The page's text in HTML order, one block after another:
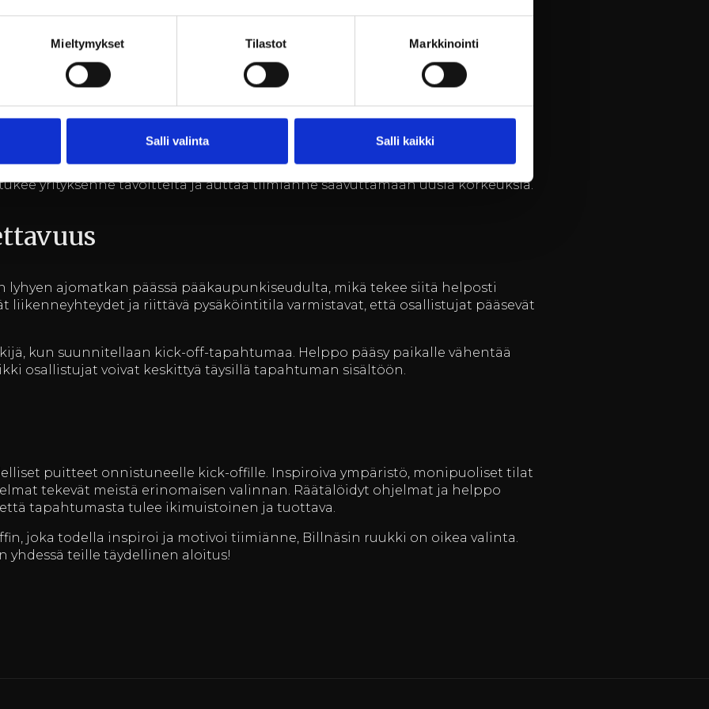
Mieltymykset Tilastot Markkinointi
Salli valinta Salli kaikki
siksi tarjoamme räätälöityjä ohjelmia, jotka vastaavat juuri teidän tarpeitanne.
joka sisältää sekä virallista että epävirallista osuutta, jotta osallistujat saavat
esimerkiksi työpajoja, luentoja ja erilaisia aktiviteetteja. Tavoitteenamme
yrityksenne tavoitteita ja auttaa tiimiänne saavuttamaan uusia korkeuksia.
lyhyen ajomatkan päässä pääkaupunkiseudulta, mikä tekee siitä helposti
liikenneyhteydet ja riittävä pysäköintitila varmistavat, että osallistujat pääsevät
kun suunnitellaan kick-off-tapahtumaa. Helppo pääsy paikalle vähentää
osallistujat voivat keskittyä täysillä tapahtuman sisältöön.
puitteet onnistuneelle kick-offille. Inspiroiva ympäristö, monipuoliset tilat
tekevät meistä erinomaisen valinnan. Räätälöidyt ohjelmat ja helppo
tapahtumasta tulee ikimuistoinen ja tuottava.
joka todella inspiroi ja motivoi tiimiänne, Billnäsin ruukki on oikea valinta.
yhdessä teille täydellinen aloitus!